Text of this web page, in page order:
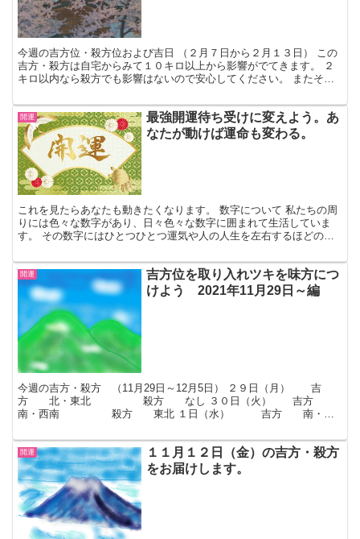
今週の吉方位・殺方位および吉日 （２月７日から２月１３日） この
吉方・殺方は自宅からみて１０キロ以上から影響がでてきます。 ２
キロ以内なら殺方でも影響はないので安心してください。 またその
開運
最強開運待ち受けに変えよう。あ
なたが動けば運命も変わる。
これを見たらあなたも動きたくなります。 数字について 私たちの周
りには色々な数字があり、日々色々な数字に囲まれて生活していま
す。 その数字にはひとつひとつ運気や人の人生を左右するほどのエ
開運
吉方位を取り入れツキを味方につ
けよう 2021年11月29日～編
今週の吉方・殺方 （11月29日～12月5日） ２９日（月） 吉
方 北・東北 殺方 なし ３０日（火） 吉方
南・西南 殺方 東北 １日（水） 吉方 南・西
開運
１１月１２日（金）の吉方・殺方
をお届けします。